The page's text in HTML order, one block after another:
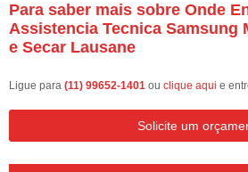
Para saber mais sobre Onde
Assistencia Tecnica Samsung
e Secar Lausane
Ligue para (11) 99652-1401 ou clique aqui e
Solicite um